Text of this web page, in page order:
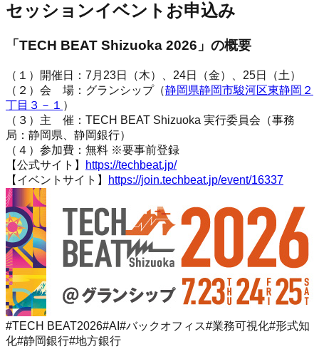
セッションイベントお申込み
「TECH BEAT Shizuoka 2026」の概要
（１）開催日： 7月23日（木）、24日（金）、25日（土）
（２）会 場： グランシップ（静岡県静岡市駿河区東静岡２
丁目３－１ ）
（３）主 催： TECH BEAT Shizuoka 実行委員会（事務
局：静岡県、静岡銀行）
（４）参加費： 無料 ※要事前登録
【公式サイト】
https://techbeat.jp/
【イベントサイト】
https://join.techbeat.jp/event/16337
#TECH BEAT2026#AI #バックオフィス#業務可視化#形式知
化#静岡銀行#地方銀行